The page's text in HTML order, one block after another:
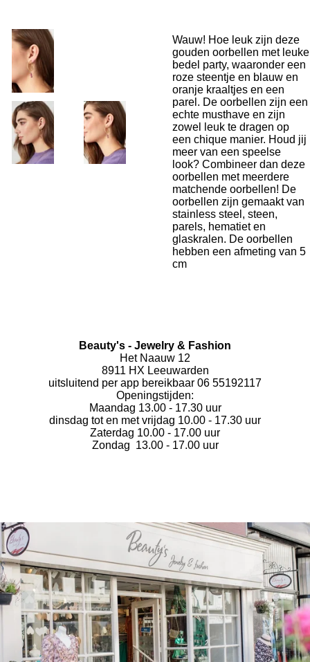
Wauw! Hoe leuk zijn deze
gouden oorbellen met leuke
bedel party, waaronder een
roze steentje en blauw en
oranje kraaltjes en een
parel. De oorbellen zijn een
echte musthave en zijn
zowel leuk te dragen op
een chique manier. Houd jij
meer van een speelse
look? Combineer dan deze
oorbellen met meerdere
matchende oorbellen! De
oorbellen zijn gemaakt van
stainless steel, steen,
parels, hematiet en
glaskralen. De oorbellen
hebben een afmeting van 5
cm
Beauty's - Jewelry & Fashion
Het Naauw 12
8911 HX Leeuwarden
uitsluitend per app bereikbaar 06 55192117
Openingstijden:
Maandag 13.00 - 17.30 uur
dinsdag tot en met vrijdag 10.00 - 17.30 uur
Zaterdag 10.00 - 17.00 uur
Zondag 13.00 - 17.00 uur